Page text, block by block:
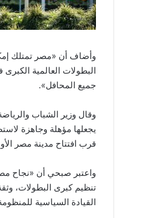
وأضاف أن «مصر تمتلك
البطولات العالمية
جميع المحافل».
وقال وزير الشباب
قرب افتتاح مدينة مصر
تنظيم كبرى البطولات،
القيادة السياسية